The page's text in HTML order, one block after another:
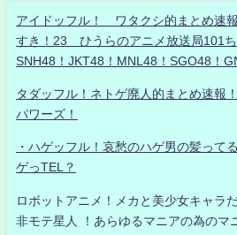
アイドッフル！ ワタクシ的まとめ速
すき！23 ひうらのアニメ放送局101
SNH48！JKT48！MNL48！SGO48！
タダッフル！ネトゲ廃人的まとめ速報
パワーズ！
・ハゲッフル！哀愁のハゲ男の髪って
ゲっTEL？
ロボットアニメ！メカと美少女キャラ
非モテ星人 ！あらゆるマニアの為のマ